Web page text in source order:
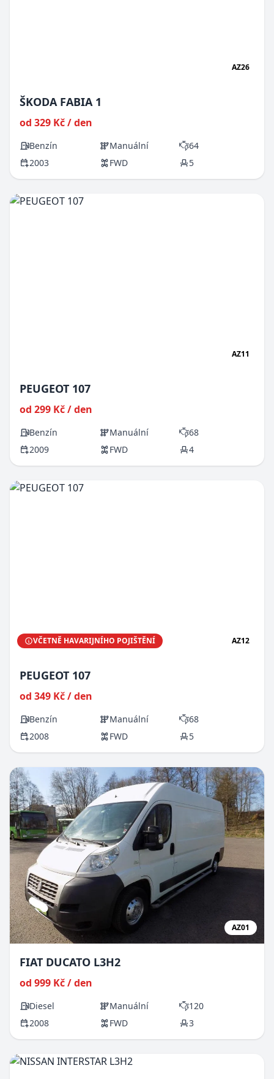
AZ26
ŠKODA FABIA 1
od 329 Kč / den
Benzín Manuální
64
2003
FWD 5
AZ11
PEUGEOT 107
od 299 Kč / den
Benzín Manuální
68
2009
FWD 4
VČETNĚ HAVARIJNÍHO POJIŠTĚNÍ AZ12
PEUGEOT 107
od 349 Kč / den
Benzín Manuální
68
2008
FWD 5
AZ01
FIAT DUCATO L3H2
od 999 Kč / den
Diesel Manuální
120
2008
FWD 3